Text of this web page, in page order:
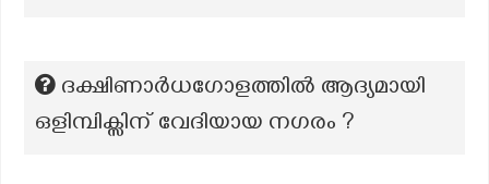
ദക്ഷിണാർധഗോളത്തിൽ ആദ്യമായി
ഒളിമ്പിക്സിന് വേദിയായ നഗരം ?